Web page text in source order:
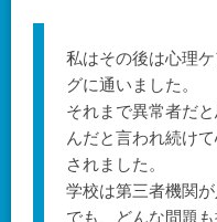
私はその後は心理
グに通いました。
それまで異常者だ
んだと言われ続け
されました。
学校は第三者機関